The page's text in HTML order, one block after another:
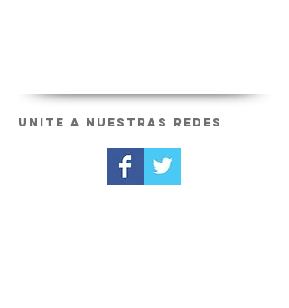
Unite a nuestras redes